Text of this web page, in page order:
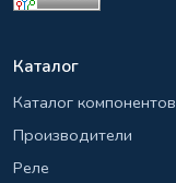
Каталог
Каталог компонентов
Производители
Реле